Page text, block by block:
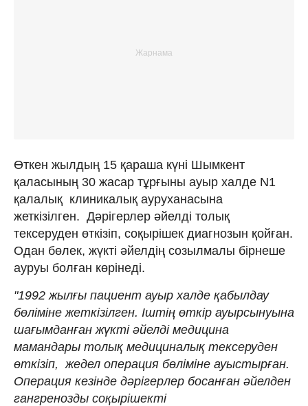
Өткен жылдың 15 қараша күні Шымкент
қаласының 30 жасар тұрғыны ауыр халде N1
қалалық клиникалық ауруханасына
жеткізілген. Дәрігерлер әйелді толық
тексеруден өткізіп, соқырішек диагнозын қойған.
Одан бөлек, жүкті әйелдің созылмалы бірнеше
ауруы болған көрінеді.
"1992 жылғы пациент ауыр халде қабылдау
бөліміне жеткізілген. Іштің өткір ауырсынуына
шағымданған жүкті әйелді медицина
мамандары толық медициналық тексеруден
өткізіп, жедел операция бөліміне ауыстырған.
Операция кезінде дәрігерлер босанған әйелден
гангренозды соқырішекті